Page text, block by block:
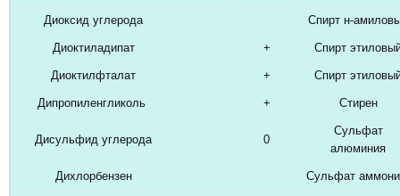
Диоксид углерода Спирт н-
Диоктиладипат + Спирт
Диоктилфталат + Спирт
Дипропиленгликоль + Стирен
Дисульфид углерода 0
Сульфат
алюминия
Дихлорбензен Сульфат